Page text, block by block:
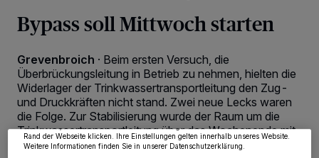
Bypass soll Mittwoch starten
Grevenbroich · Beim ersten Versuch, die
Überbrückungsleitung in Betrieb zu nehmen, hielten die
Widerlager der Trinkwassertransportleitung den Zug-
und Druckkräften nicht stand. Zwei neue Lecks waren
die Folge. Zur Stabilisierung wurde der Raum um die
Trinkwassertransportleitung über das Wochenende mit
rund 40 Kubikmeter Beton gefüllt.
Wir und unsere 218-Partner speichern und greifen auf personenbezogene Daten
wie Browserdaten oder eindeutige Kennungen auf Ihrem Gerät zu. Durch Auswahl
von OK aktivieren Sie Tracking-Technologien für die unter „Wir und unsere
Partner verarbeiten Daten, um Ihnen Dienste bereitzustellen“ aufgeführten
Zwecke. Wenn Tracker deaktiviert sind, sind manche Inhalte und Anzeigen
möglicherweise nicht mehr so relevant für Sie. Sie können dieses Menü jederzeit
wieder aufrufen, um Ihre Einstellungen zu ändern oder Ihre Einwilligung zu
widerrufen, indem Sie auf den Link Einstellungen oder Ablehnen am unteren
Rand der Webseite klicken. Ihre Einstellungen gelten innerhalb unseres Website.
Weitere Informationen finden Sie in unserer Datenschutzerklärung.